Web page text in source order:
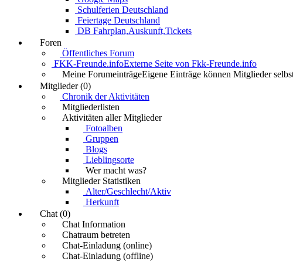
Schulferien Deutschland
Feiertage Deutschland
DB Fahrplan,Auskunft,Tickets
Foren
Öffentliches Forum
FKK-Freunde.infoExterne Seite von Fkk-Freunde.info
Meine ForumeinträgeEigene Einträge können Mitglieder
Mitglieder (0)
Chronik der Aktivitäten
Mitgliederlisten
Aktivitäten aller Mitglieder
Fotoalben
Gruppen
Blogs
Lieblingsorte
Wer macht was?
Mitglieder Statistiken
Alter/Geschlecht/Aktiv
Herkunft
Chat (0)
Chat Information
Chatraum betreten
Chat-Einladung (online)
Chat-Einladung (offline)